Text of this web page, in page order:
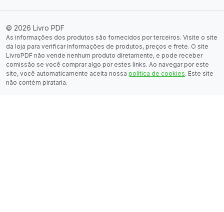
© 2026 Livro PDF
As informações dos produtos são fornecidos por terceiros. Visite o site
da loja para verificar informações de produtos, preços e frete. O site
LivroPDF não vende nenhum produto diretamente, e pode receber
comissão se você comprar algo por estes links. Ao navegar por este
site, você automaticamente aceita nossa política de cookies. Este site
não contém pirataria.